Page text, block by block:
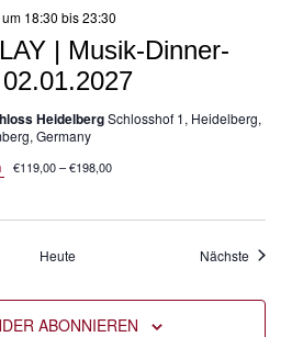
| Musik-Dinner-
18:30 bis23:30
HeidelbergSchlosshof 1, Heidelberg,
Germany
€119,00 – €198,00
Heute Nächste
ABONNIEREN